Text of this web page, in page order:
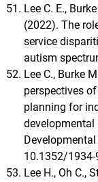
Lee C. E.,
(2022). The
service
autism
Lee C., Burke
perspectives
planning for
10.1352/1934-
Lee H., Oh C.,